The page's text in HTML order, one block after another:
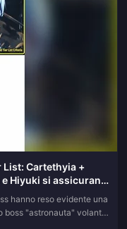
List: Cartethyia +
Hiyuki si assicurano
hanno reso evidente una
boss "astronauta" volante